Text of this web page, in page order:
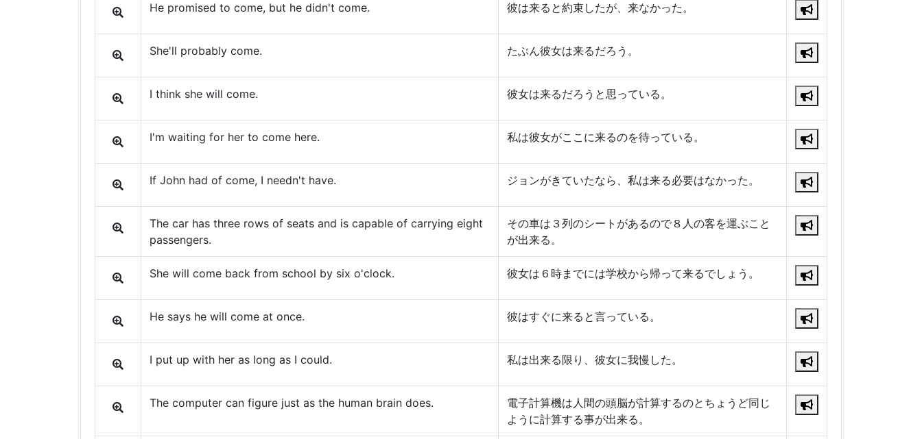
He promised to come, but he didn't come. 彼は来ると約束したが、来なかった。
She'll probably come. たぶん彼女は来るだろう。
I think she will come. 彼女は来るだろうと思っている。
I'm waiting for her to come here. 私は彼女がここに来るのを待っている。
If John had of come, I needn't have. ジョンがきていたなら、私は来る必要はなかった。
The car has three rows of seats and is capable of carrying eight
passengers.
その車は３列のシートがあるので８人の客を運ぶこと
が出来る。
She will come back from school by six o'clock. 彼女は６時までには学校から帰って来るでしょう。
He says he will come at once. 彼はすぐに来ると言っている。
I put up with her as long as I could. 私は出来る限り、彼女に我慢した。
The computer can figure just as the human brain does.
電子計算機は人間の頭脳が計算するのとちょうど同じ
ように計算する事が出来る。